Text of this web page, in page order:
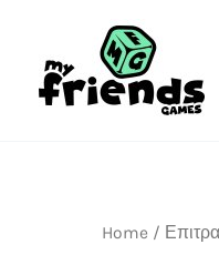
content
Home /